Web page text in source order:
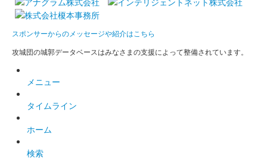
八幡山城 記念御朱印
八幡山城 記念御朱印
八幡山城 記念御朱印
スポンサーからのメッセージや紹介はこちら
攻城団の城郭データベースはみなさまの支援によって整備されています。
メニュー
タイムライン
ホーム
検索